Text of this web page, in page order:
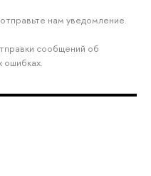
нам уведомление.
сообщений об
ошибках.